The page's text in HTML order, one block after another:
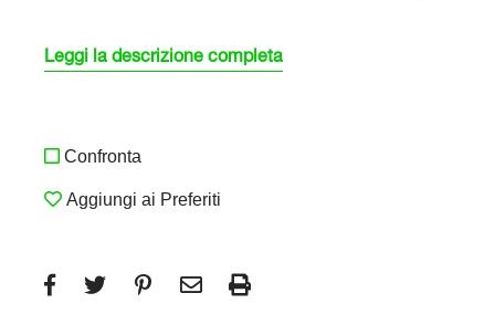
Leggi la descrizione completa
Confronta
Aggiungi ai Preferiti